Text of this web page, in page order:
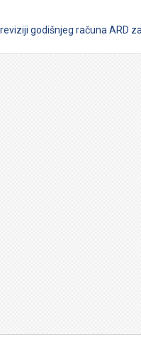
godišnjeg računa ARD